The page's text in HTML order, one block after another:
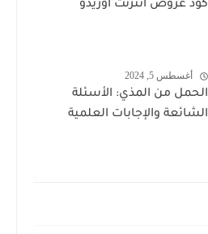
كود عروض انترنت اوريدو
أغسطس 5, 2024
الحمل من المذي: الأسئلة
الشائعة والإجابات العلمية